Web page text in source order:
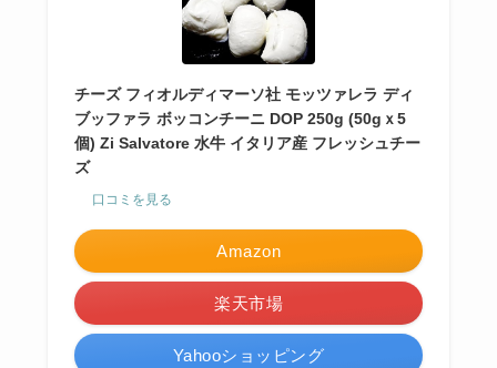
チーズ フィオルディマーソ社 モッツァレラ ディ
ブッファラ ボッコンチーニ DOP 250g (50gｘ5
個) Zi Salvatore 水牛 イタリア産 フレッシュチー
ズ
口コミを見る
Amazon
楽天市場
Yahooショッピング